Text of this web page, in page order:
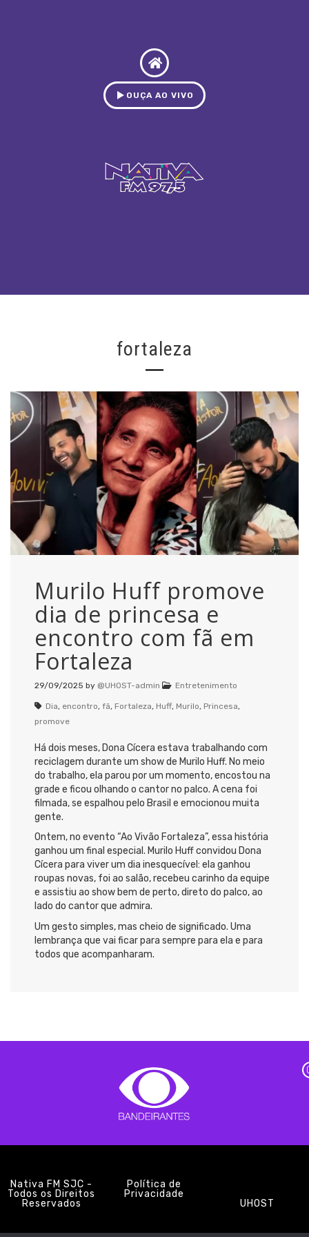
OUÇA AO VIVO
fortaleza
Murilo Huff promove
dia de princesa e
encontro com fã em
Fortaleza
29/09/2025 by @UHOST-admin Entretenimento
Dia, encontro, fã, Fortaleza, Huff, Murilo, Princesa,
promove
Há dois meses, Dona Cícera estava trabalhando com
reciclagem durante um show de Murilo Huff. No meio
do trabalho, ela parou por um momento, encostou na
grade e ficou olhando o cantor no palco. A cena foi
filmada, se espalhou pelo Brasil e emocionou muita
gente.
Ontem, no evento “Ao Vivão Fortaleza”, essa história
ganhou um final especial. Murilo Huff convidou Dona
Cícera para viver um dia inesquecível: ela ganhou
roupas novas, foi ao salão, recebeu carinho da equipe
e assistiu ao show bem de perto, direto do palco, ao
lado do cantor que admira.
Um gesto simples, mas cheio de significado. Uma
lembrança que vai ficar para sempre para ela e para
todos que acompanharam.
Nativa FM SJC -
Todos os Direitos
Reservados
Política de
Privacidade
UHOST